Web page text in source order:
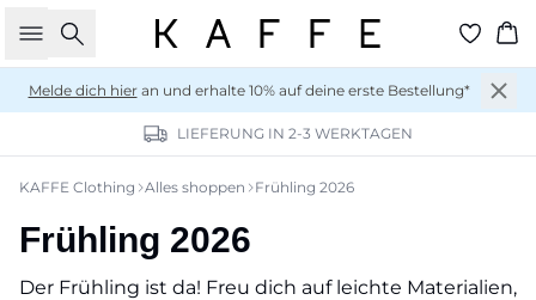
Suche
Melde dich hieran und erhalte 10% auf deine erste Bestellung*
LIEFERUNG IN 2-3 WERKTAGEN
KAFFE Clothing Alles shoppen Frühling 2026
Frühling 2026
Der Frühling ist da! Freu dich auf leichte Materialien,